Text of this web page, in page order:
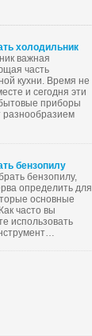
холодильник
важная
часть
кухни. Время не
и сегодня эти
приборы
бензопилу
бензопилу,
определить для
основные
часто вы
использовать